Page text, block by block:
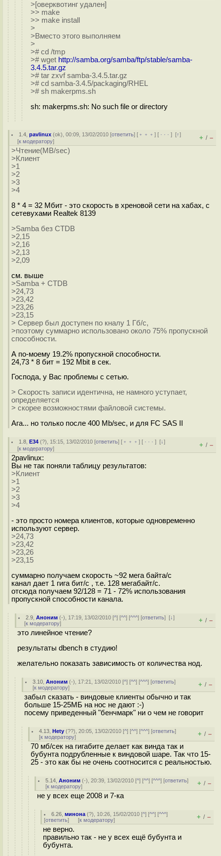
>[оверквотинг удален]
>> make
>> make install
>
>Вместо этого выполняем
>
># cd /tmp
># wget http://samba.org/samba/ftp/stable/samba-
3.4.5.tar.gz
># tar zxvf samba-3.4.5.tar.gz
># cd samba-3.4.5/packaging/RHEL
># sh makerpms.sh
sh: makerpms.sh: No such file or directory
1.4 ,pavlinux (ok), 00:09, 13/02/2010 [ответить] [ ﹢﹢﹢] [ · · ·][↑]
[к модератору] + / –
>Чтение(MB/sec)
>Клиент
>1
>2
>3
>4
8 * 4 = 32 Мбит - это скорость в хреновой сети на хабах, с
сетевухами Realtek 8139
>Samba без CTDB
>2,15
>2,16
>2,13
>2,09
см. выше
>Samba + CTDB
>24,73
>23,42
>23,26
>23,15
> Сервер был доступен по кналу 1 Гб/с,
>поэтому суммарно использовано около 75% пропускной
способности.
А по-моему 19.2% пропускной способности.
24,73 * 8 бит = 192 Mbit в сек.
Господа, у Вас проблемы с сетью.
> Скорость записи идентична, не намного уступает,
определяется
> скорее возможностями файловой системы.
Ага... но только после 400 Mb/sec, и для FC SAS II
1.8 ,E34 (?), 15:15, 13/02/2010 [ответить] [ ﹢﹢﹢] [ · · ·][↓]
[к модератору] + / –
2pavlinux:
Вы не так поняли таблицу результатов:
>Клиент
>1
>2
>3
>4
- это просто номера клиентов, которые одновременно
используют сервер.
>24,73
>23,42
>23,26
>23,15
суммарно получаем скорость ~92 мега байта/с
канал дает 1 гига бит/с , т.е. 128 мегабайт/с.
отсюда получаем 92/128 = 71 - 72% использования
пропускной способности канала.
2.9 ,Аноним (-), 17:19, 13/02/2010 [^] [^^] [^^^] [ответить][↓]
[к модератору] + / –
это линейное чтение?
результаты dbench в студию!
желательно показать зависимость от количества нод.
3.10 ,Аноним (-), 17:21, 13/02/2010 [^] [^^] [^^^] [ответить]
[к модератору] + / –
забыл сказать - виндовые клиенты обычно и так
больше 15-25МБ на нос не дают :-)
посему приведенный "бенчмарк" ни о чем не говорит
4.13 ,Hety (??), 20:05, 13/02/2010 [^] [^^] [^^^] [ответить]
[к модератору] + / –
70 мб/сек на гигабите делает как винда так и
бубунта подрубленные к виндовой шаре. Так что 15-
25 - это как бы не очень соотносится с реальностью.
5.14 ,Аноним (-), 20:39, 13/02/2010 [^] [^^] [^^^] [ответить]
[к модератору] + / –
не у всех еще 2008 и 7-ка
6.26 ,минона (?), 10:26, 15/02/2010 [^] [^^] [^^^]
[ответить] [к модератору] + / –
не верно.
правильно так - не у всех ещё бубунта и
бубунта.